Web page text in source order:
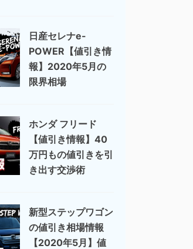
日産セレナe-
POWER【値引き情
報】2020年5月の
限界相場
ホンダ フリード
【値引き情報】40
万円もの値引きを引
き出す交渉術
新型ステップワゴン
の値引き相場情報
【2020年5月】値